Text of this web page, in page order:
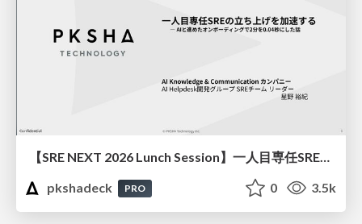
【SRE NEXT 2026 Lunch Session】一人目専任SREの立ち上げを加速する ― AIと進めたオンボーディングで2分を0.04秒にした話
pkshadeck
PRO 0 3.5k